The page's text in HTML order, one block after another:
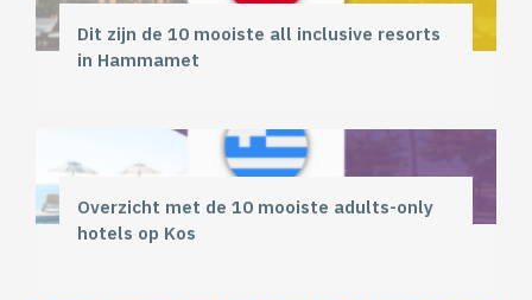
Dit zijn de 10 mooiste all inclusive resorts
in Hammamet
Overzicht met de 10 mooiste adults-only
hotels op Kos